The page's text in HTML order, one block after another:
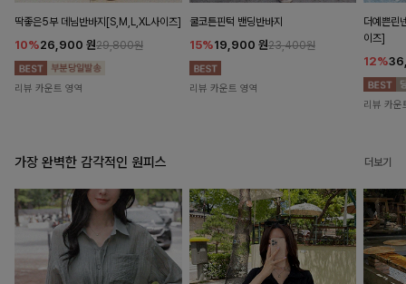
딱좋은5부 데님반바지[S,M,L,XL사이즈]
10%26,900 원29,800원
리뷰 카운트 영역
쿨코튼핀턱 밴딩반바지
15%19,900 원23,400원
리뷰 카운트 영역
더예쁜린
이즈]
12%
리뷰 카운
가장 완벽한 감각적인 원피스 더보기